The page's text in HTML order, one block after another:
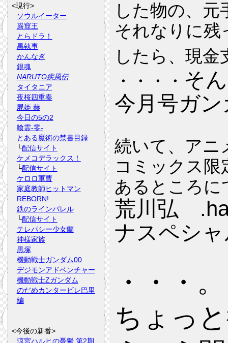
した物の、
それなりに残
したら、現金
・・・・ そ
今月号ガ
続いて、アニ
コミックス限
あるところに
荒川弘
ナスペシ
・・・。
ちょっ
<現行>
ソウルイーター
巌窟王
とらドラ！
黒執事
かんなぎ
銀魂
NARUTO疾風伝
タイタニア
夜桜四重奏
屍姫 赫
今日の5の2
喰霊-零-
とある魔術の禁書目録
└配信サイト
ケメコデラックス！
└配信サイト
ケロロ軍曹
家庭教師ヒットマン
REBORN!
鉄のラインバレル
└配信サイト
テレパシー少女蘭
神様家族
黒塚
機動戦士ガンダム00
デジモンアドベンチャー
機動戦士Zガンダム
のだめカンタービレ巴里
編
<今後の新番>
涼宮ハルヒの憂鬱 第2期